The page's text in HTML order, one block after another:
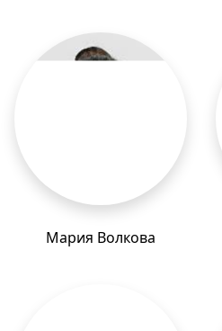
Мария Волкова